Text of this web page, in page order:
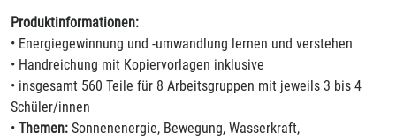
Produktinformationen:
• Energiegewinnung und -umwandlung lernen und verstehen
• Handreichung mit Kopiervorlagen inklusive
• insgesamt 560 Teile für 8 Arbeitsgruppen mit jeweils 3 bis 4
Schüler/innen
• Themen: Sonnenenergie, Bewegung, Wasserkraft,